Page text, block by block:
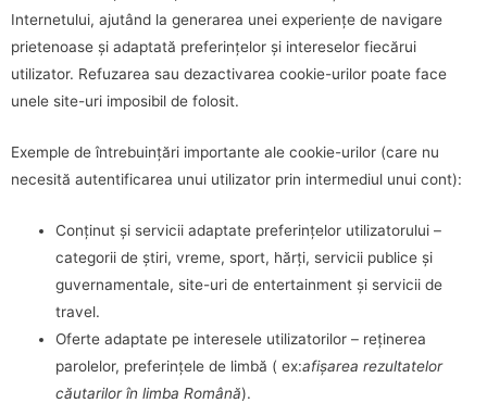
Internetului, ajutând la generarea unei experiențe de navigare
prietenoase și adaptată preferințelor și intereselor fiecărui
utilizator. Refuzarea sau dezactivarea cookie-urilor poate face
unele site-uri imposibil de folosit.
Exemple de întrebuințări importante ale cookie-urilor (care nu
necesită autentificarea unui utilizator prin intermediul unui cont):
Conținut și servicii adaptate preferințelor utilizatorului –
categorii de știri, vreme, sport, hărți, servicii publice și
guvernamentale, site-uri de entertainment și servicii de
travel.
Oferte adaptate pe interesele utilizatorilor – reținerea
parolelor, preferințele de limbă ( ex:afișarea rezultatelor
căutarilor în limba Română).